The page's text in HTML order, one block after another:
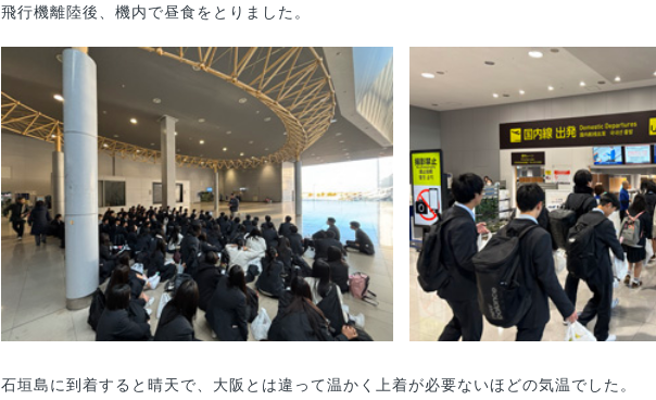
飛行機離陸後、機内で昼食をとりました。
石垣島に到着すると晴天で、大阪とは違って温かく上着が必要ないほどの気温でした。